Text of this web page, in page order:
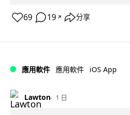
69 19 ↗ 分享
應用軟件 應用軟件 iOS App
Lawton 1 日